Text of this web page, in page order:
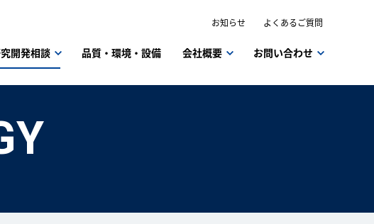
開発相談 品質・環境・設備 会社概要 お問い合わせ
お知らせ よくあるご質問